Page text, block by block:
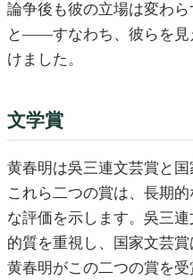
論争後も彼の立場は変わ
と――すなわち、彼らを
けました。
文学賞
黄春明は吳三連文芸賞と国
これら二つの賞は、長期
な評価を示します。吳三
的質を重視し、国家文芸賞
黄春明がこの二つの賞を